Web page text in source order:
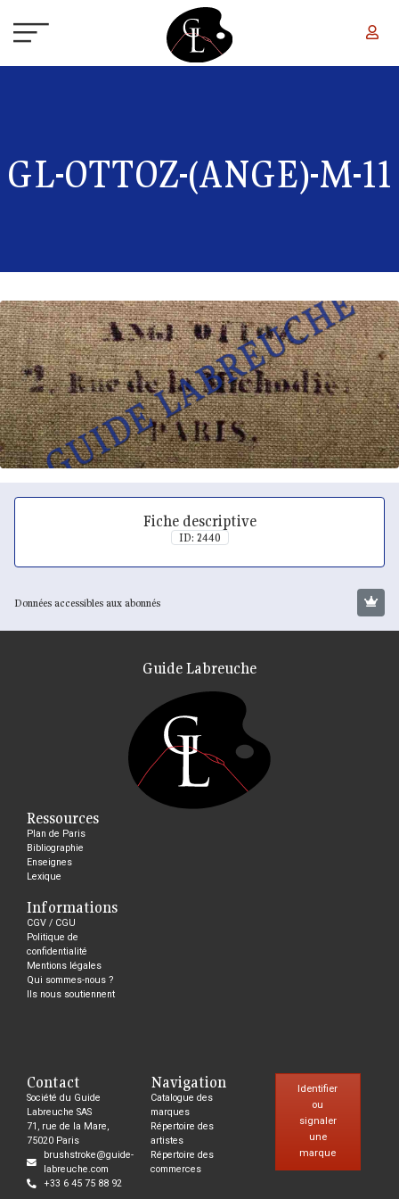
GL-OTTOZ-(ANGE)-M-11
Fiche descriptive
ID: 2440
Données accessibles aux abonnés
Guide Labreuche
Ressources
Plan de Paris
Bibliographie
Enseignes
Lexique
Informations
CGV / CGU
Politique de
confidentialité
Mentions légales
Qui sommes-nous ?
Ils nous soutiennent
Contact
Société du Guide
Labreuche SAS
71, rue de la Mare,
75020 Paris
brushstroke@guide-
labreuche.com
+33 6 45 75 88 92
Navigation
Catalogue des
marques
Répertoire des
artistes
Répertoire des
commerces
Identifier
ou
signaler
une
marque